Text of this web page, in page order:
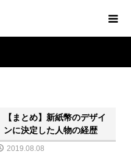
【まとめ】新紙幣のデザイ
ンに決定した人物の経歴
2019.08.08